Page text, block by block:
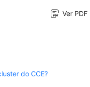
Ver PDF
do CCE?